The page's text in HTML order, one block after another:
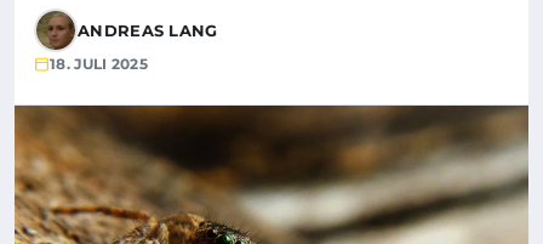
ANDREAS LANG
18. JULI 2025